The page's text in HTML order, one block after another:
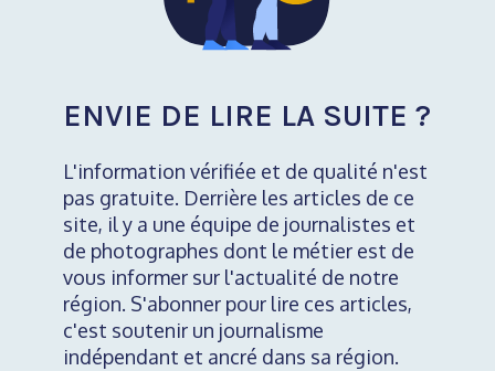
ENVIE DE LIRE LA SUITE ?
L'information vérifiée et de qualité n'est
pas gratuite. Derrière les articles de ce
site, il y a une équipe de journalistes et
de photographes dont le métier est de
vous informer sur l'actualité de notre
région. S'abonner pour lire ces articles,
c'est soutenir un journalisme
indépendant et ancré dans sa région.